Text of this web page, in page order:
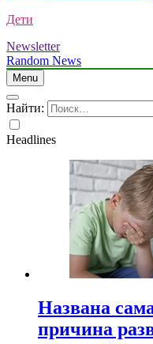
Дети
Newsletter
Random News
Menu
Найти:
Headlines
Названа
причина